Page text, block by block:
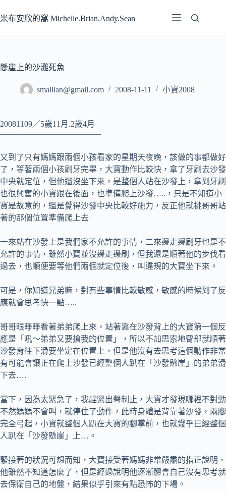
至
容
米布安欣的窩 Michelle.Brian.Andy.Sean
懸崖上的沙灘死魚
smalllan@gmail.com 2008-11-11 小寶2008
20081109／5歲11月.2歲4月
————————————–
又到了只有媽媽跟兩個小孩看家的星期天夜晚，該做的事都做好
了，等著兩個小孩刷牙完畢，大寶動作比較快，拿了牙刷去沙發
中央就定位，但他還沒坐下來，是整個人站在沙發上，拿到牙刷
也很興奮的小寶跟在後面，也準備爬上沙發…..，只是不知道小
寶是故意的，還是覺得沙發中央比較好施力，反正他就挑哥哥站
著的那個位置準備爬上去
一來站在沙發上是我們家不允許的事情，二來邊走邊刷牙也是不
允許的事情，雖然小寶並沒邊走邊刷，但我還是順著他的步伐看
過去，也順便要等他們兩個就定位後，叫違規的大寶坐下來。
可是，你知道兄弟嘛，對有些事情比較敏感，敏感的時候到了反
應就會思考快一點…..
哥哥眼睜睜看著弟弟爬上來，站著靠在沙發背上的大寶第一個反
應是「吼～弟弟又要搶我的位置」，所以不加思索地臀部就順著
沙發背往下滑要坐定在位置上，但是他沒有去思考這個動作非常
有可能會讓正在爬上沙發已經整個人趴在「沙發懸崖」的弟弟滑
下去….
當下，因為太緊急了，我趕緊出聲制止，大寶才發現哪裡不對勁
不然媽媽不會叫，就停住了動作，此時身體是背靠著沙發，兩腳
完全弓起，小寶就整個人趴在大寶的腳掌前，也就幾乎已經整個
人趴在「沙發懸崖」上…。
緊接著的狀況可想而知，大寶接受著媽媽非常嚴肅的指正說明，
他雖然不知道怎麼了，但是經過說明他逐漸體會自己沒有思考就
去保衛自己的地盤，結果似乎引來有點恐怖的下場。